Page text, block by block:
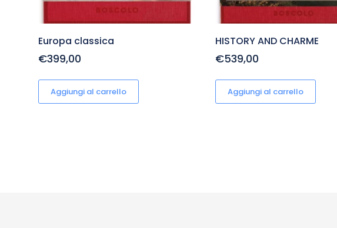
Europa classica
€399,00
Aggiungi al carrello
HISTORY AND CHARME
€539,00
Aggiungi al carrello